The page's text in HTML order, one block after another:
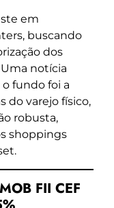
em
buscando
dos
notícia
fundo foi a
do varejo físico,
robusta,
shoppings
FII CEF